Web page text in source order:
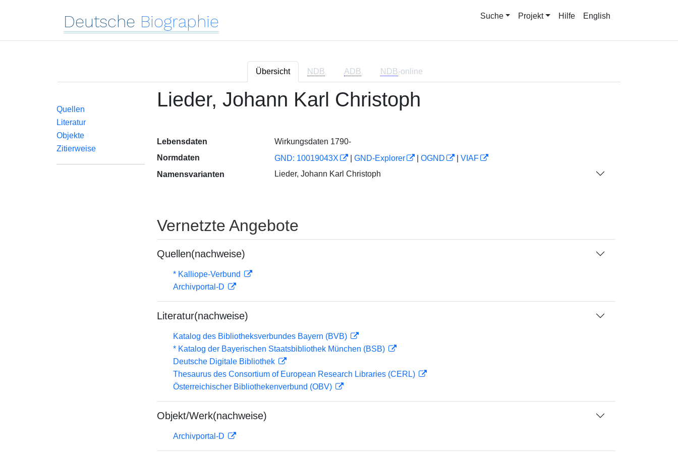
Deutsche Biographie Suche Projekt Hilfe English
Übersicht NDB ADB NDB-online
Quellen
Literatur
Objekte
Zitierweise
Lieder, Johann Karl Christoph
Lebensdaten
Wirkungsdaten 1790-
Normdaten
GND: 10019043X GND-Explorer OGND
VIAF
Namensvarianten
Lieder, Johann Karl Christoph
Vernetzte Angebote
Quellen(nachweise)
* Kalliope-Verbund
Archivportal-D
Literatur(nachweise)
Katalog des Bibliotheksverbundes Bayern (BVB)
* Katalog der Bayerischen Staatsbibliothek München (BSB)
Deutsche Digitale Bibliothek
Thesaurus des Consortium of European Research Libraries (CERL)
Österreichischer Bibliothekenverbund (OBV)
Objekt/Werk(nachweise)
Archivportal-D